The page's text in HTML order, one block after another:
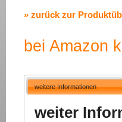
» zurück zur
bei Amazon
weitere Informationen
weiter